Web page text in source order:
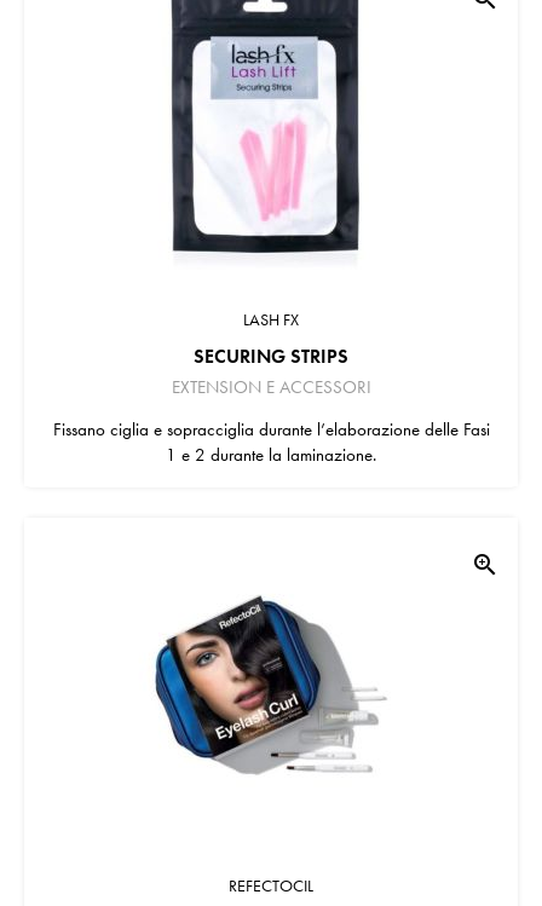
LASH FX
SECURING STRIPS
EXTENSION E ACCESSORI
Fissano ciglia e sopracciglia durante l’elaborazione delle Fasi
1 e 2 durante la laminazione.
zoom_in
REFECTOCIL